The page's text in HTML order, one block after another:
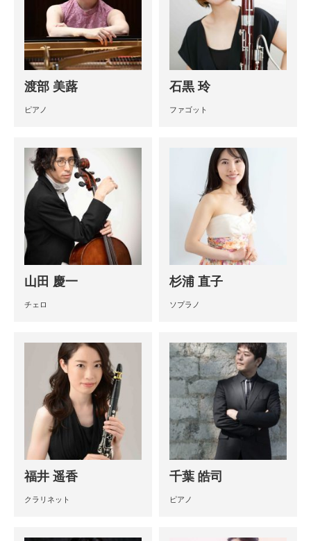
渡部 美蕗
ピアノ
石黒 玲
ファゴット
山田 慶一
チェロ
杉浦 直子
ソプラノ
福井 遥香
クラリネット
千葉 皓司
ピアノ